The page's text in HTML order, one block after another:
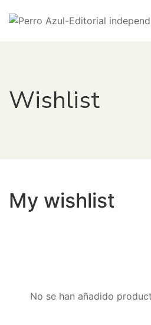
Wishlist
My wishlist
No se han añadido